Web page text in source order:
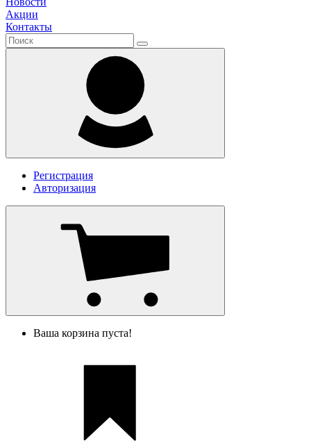
Акции
Контакты
Регистрация
Авторизация
Ваша корзина пуста!